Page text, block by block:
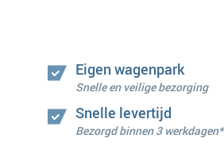
Eigen wagenpark
Snelle en veilige bezorging
Snelle levertijd
Bezorgd binnen 3 werkdagen*